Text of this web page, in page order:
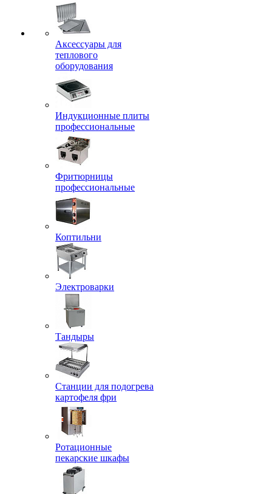
Аксессуары для
теплового
оборудования
Индукционные плиты
профессиональные
Фритюрницы
профессиональные
Коптильни
Электроварки
Тандыры
Станции для подогрева
картофеля фри
Ротационные
пекарские шкафы